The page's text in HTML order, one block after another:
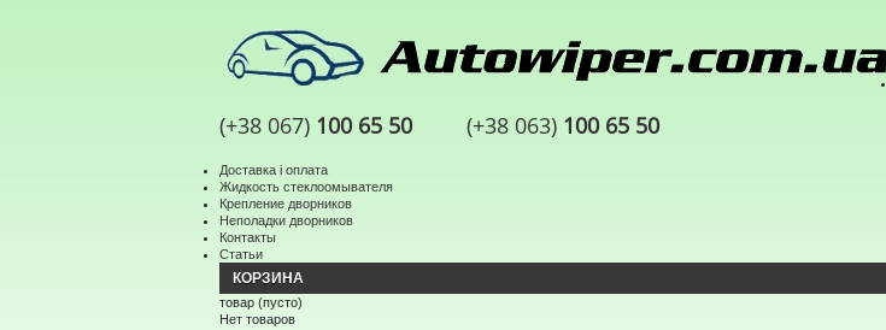
(+38 067) 100 65 50 (+38 063) 100 65 50
Доставка і оплата
Жидкость стеклоомывателя
Крепление дворников
Неполадки дворников
Контакты
Статьи
КОРЗИНА
товар (пусто)
Нет товаров